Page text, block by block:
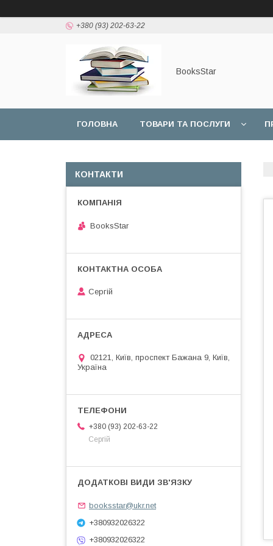
+380 (93) 202-63-22
BooksStar
ГОЛОВНА ТОВАРИ ТА ПОСЛУГИ
КОНТАКТИ
BooksStar
Сергій
02121, Київ, проспект Бажана 9, Київ,
Україна
+380 (93) 202-63-22
Сергій
booksstar@ukr.net
+380932026322
+380932026322